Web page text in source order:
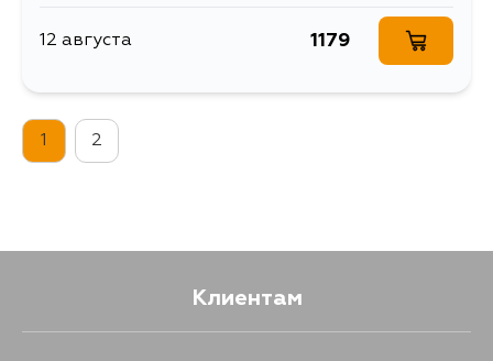
12 августа 1179
1 2
Клиентам